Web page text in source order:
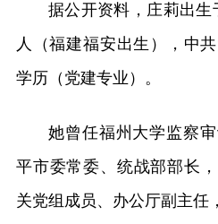
据公开资料，庄莉出生
人（福建福安出生），中
学历（党建专业）。
她曾任福州大学监察
平市委常委、统战部部长
关党组成员、办公厅副主任